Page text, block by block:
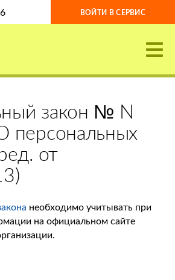
ВОЙТИ В СЕРВИС
закон № N
персональных
от
необходимо учитывать при
на официальном сайте